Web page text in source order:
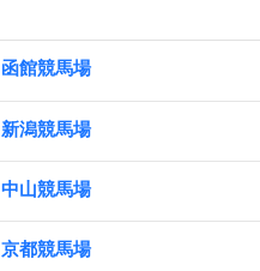
函館競馬場
新潟競馬場
中山競馬場
京都競馬場